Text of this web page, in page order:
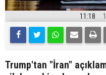
11:18
Trump'tan "İran"